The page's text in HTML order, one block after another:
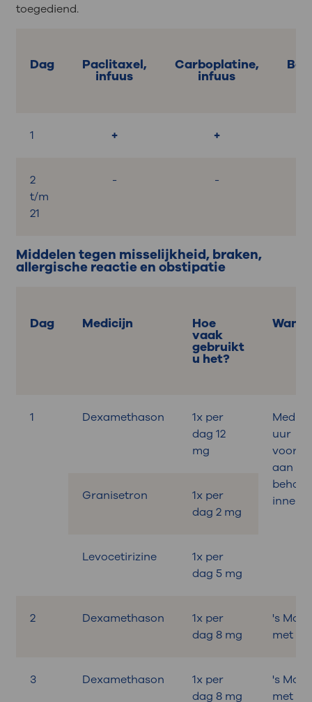
toegediend.
Dag Paclitaxel,
infuus
Carboplatine,
infuus
1 + +
2
t/m
21
- -
Middelen tegen misselijkheid, braken,
allergische reactie en obstipatie
Dag Medicijn Hoe
vaak
gebruikt
u het?
1 Dexamethason
1x per
dag 12
mg
uur
aan de
Granisetron
1x per
dag 2 mg
Levocetirizine
1x per
dag 5 mg
2 Dexamethason
1x per
dag 8 mg
's
met
3 Dexamethason
1x per
dag 8 mg
's
met